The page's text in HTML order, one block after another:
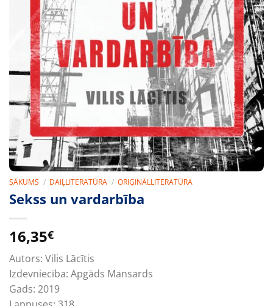
SĀKUMS / DAIĻLITERATŪRA / ORIĢINĀLLITERATŪRA
Sekss un vardarbība
16,35€
Autors: Vilis Lācītis
Izdevniecība: Apgāds Mansards
Gads: 2019